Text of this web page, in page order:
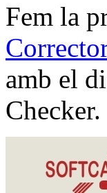
Fem la
amb el
Checker.